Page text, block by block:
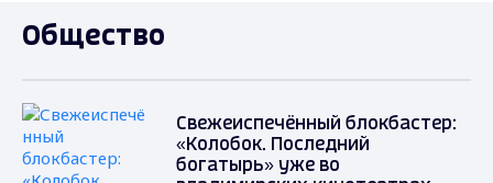
Общество
Свежеиспечённый блокбастер:
«Колобок. Последний
богатырь» уже во